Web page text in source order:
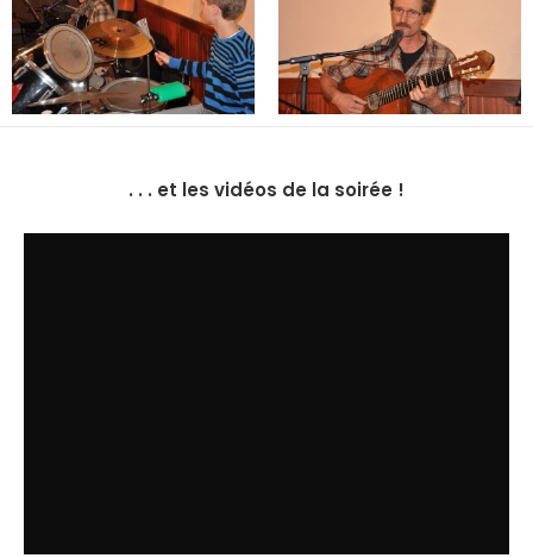
. . . et les vidéos de la soirée !